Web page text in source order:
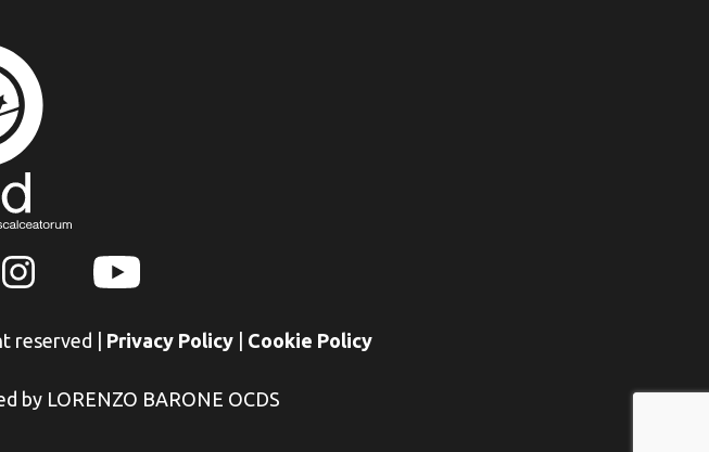
reserved Privacy Policy Cookie Policy
by LORENZO BARONE OCDS